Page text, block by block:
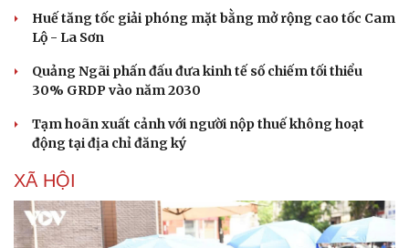
Cây thuốc
Sản phụ khoa
Nhi khoa
Nam khoa
Làm đẹp - giảm cân
Ăn sạch sống khỏe
Blog
Tình yêu - Gia đình
Huế tăng tốc giải phóng mặt bằng mở rộng cao tốc Cam
Lộ - La Sơn
Quảng Ngãi phấn đấu đưa kinh tế số chiếm tối thiểu
30% GRDP vào năm 2030
Tạm hoãn xuất cảnh với người nộp thuế không hoạt
động tại địa chỉ đăng ký
XÃ HỘI